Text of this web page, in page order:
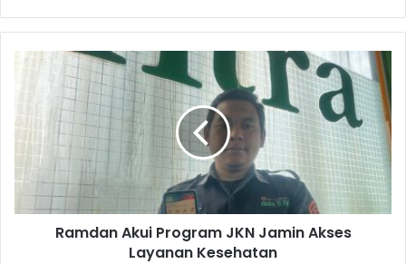
Ramdan Akui Program JKN Jamin Akses
Layanan Kesehatan